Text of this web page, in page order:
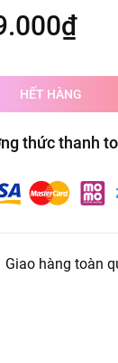
HẾT HÀNG
thức thanh
Giao hàng toàn